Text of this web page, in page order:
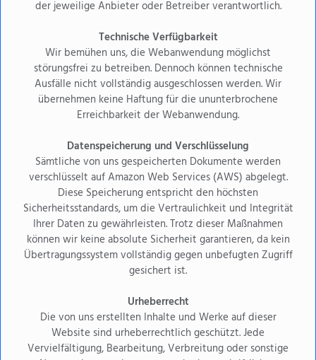
Standort Trier
Trier
Hast du noch Fragen?
Unser Team steht dir für alle Fragen gerne zur Verfügung.
Sebastian Huber
der jeweilige Anbieter oder Betreiber verantwortlich.
Technische Verfügbarkeit
Wir bemühen uns, die Webanwendung möglichst
störungsfrei zu betreiben. Dennoch können technische
Ausfälle nicht vollständig ausgeschlossen werden. Wir
übernehmen keine Haftung für die ununterbrochene
Erreichbarkeit der Webanwendung.
Datenspeicherung und Verschlüsselung
Sämtliche von uns gespeicherten Dokumente werden
verschlüsselt auf Amazon Web Services (AWS) abgelegt.
Diese Speicherung entspricht den höchsten
Sicherheitsstandards, um die Vertraulichkeit und Integrität
Ihrer Daten zu gewährleisten. Trotz dieser Maßnahmen
können wir keine absolute Sicherheit garantieren, da kein
Übertragungssystem vollständig gegen unbefugten Zugriff
gesichert ist.
Urheberrecht
Die von uns erstellten Inhalte und Werke auf dieser
Website sind urheberrechtlich geschützt. Jede
Vervielfältigung, Bearbeitung, Verbreitung oder sonstige